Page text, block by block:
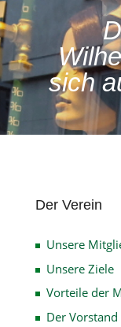
sich
Der Verein
Unsere
Unsere Ziele
Vorteile der
Der Vorstand